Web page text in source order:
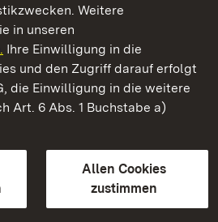
Weitere
in unseren
Ihre Einwilligung in die
und den Zugriff darauf erfolgt
die Einwilligung in die weitere
Art. 6 Abs. 1 Buchstabe a)
Allen Cookies
zustimmen
Baden‑Württemberg
Gärten Baden-Württemberg
Sprache
Seiten)